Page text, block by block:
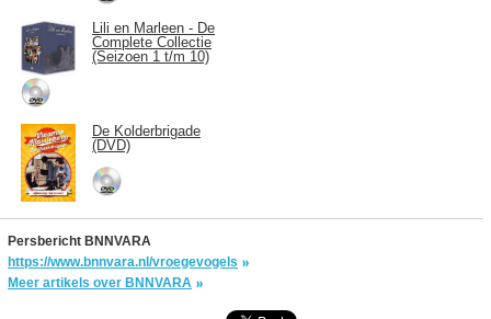
Lili en Marleen - De
Complete Collectie
(Seizoen 1 t/m 10)
De Kolderbrigade
(DVD)
Persbericht BNNVARA
https://www.bnnvara.nl/vroegevogels
Meer artikels over BNNVARA